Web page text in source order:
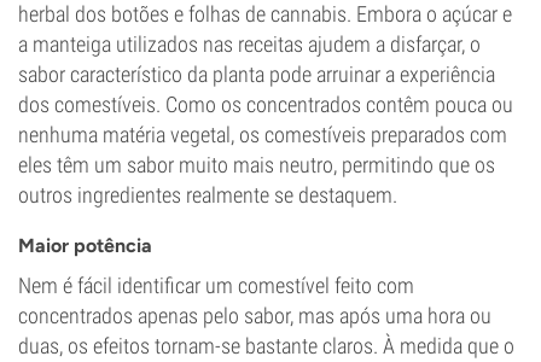
herbal dos botões e folhas de cannabis. Embora o açúcar e
a manteiga utilizados nas receitas ajudem a disfarçar, o
sabor característico da planta pode arruinar a experiência
dos comestíveis. Como os concentrados contêm pouca ou
nenhuma matéria vegetal, os comestíveis preparados com
eles têm um sabor muito mais neutro, permitindo que os
outros ingredientes realmente se destaquem.
Maior potência
Nem é fácil identificar um comestível feito com
concentrados apenas pelo sabor, mas após uma hora ou
duas, os efeitos tornam-se bastante claros. À medida que o